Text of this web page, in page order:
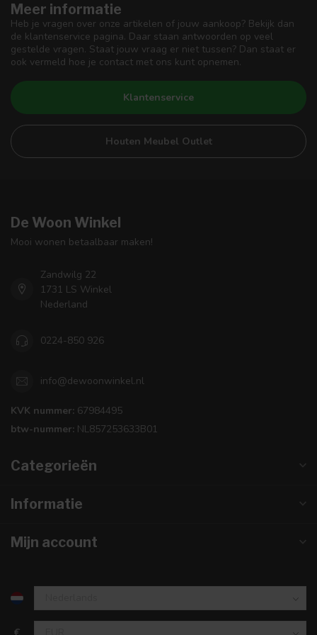
Meer informatie
Heb je vragen over onze artikelen of jouw aankoop? Bekijk dan
de klantenservice pagina. Daar staan antwoorden op veel
gestelde vragen. Staat jouw vraag er niet tussen? Dan staat er
ook vermeld hoe je contact met ons kunt opnemen.
Klantenservice
Houten Meubel Outlet
De Woon Winkel
Mooi wonen betaalbaar maken!
Zandwilg 22
1731 LS Winkel
Nederland
0224-850 926
info@dewoonwinkel.nl
KVK nummer: 67984495
btw-nummer: NL857253633B01
Categorieën
Informatie
Mijn account